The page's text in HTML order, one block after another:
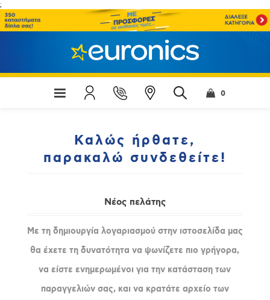
;
0
Καλώς ήρθατε,
παρακαλώ συνδεθείτε!
Νέος πελάτης
Με τη δημιουργία λογαριασμού στην ιστοσελίδα μας
θα έχετε τη δυνατότητα να ψωνίζετε πιο γρήγορα,
να είστε ενημερωμένοι για την κατάσταση των
παραγγελιών σας, και να κρατάτε αρχείο των